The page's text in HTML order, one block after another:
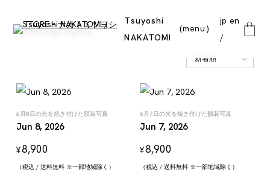
Tsuyoshi
NAKATOMI
menu
jp en
Photography
6月8日の光を焼き付けた額装写真
Jun 8, 2026
¥8,900
（税込 / 送料無料 ※一部地域除く）
6月7日の光を焼き付けた額装写真
Jun 7, 2026
¥8,900
（税込 / 送料無料 ※一部地域除く）